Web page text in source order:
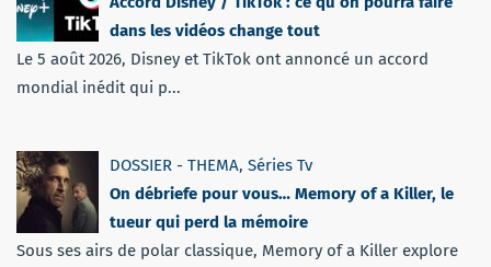
dans les vidéos change tout
Le 5 août 2026, Disney et TikTok ont annoncé un accord
mondial inédit qui p...
DOSSIER - THEMA, Séries Tv
On débriefe pour vous… Memory of a Killer, le
tueur qui perd la mémoire
Sous ses airs de polar classique, Memory of a Killer explore